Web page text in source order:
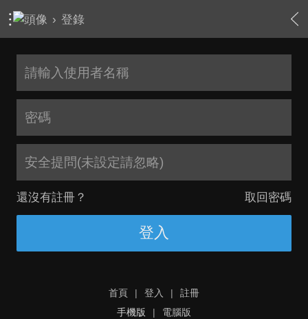
› 登錄
安全提問(未設定請忽略)
還沒有註冊？ 取回密碼
登入
首頁 | 登入 |
註冊
手機版
| 電腦版